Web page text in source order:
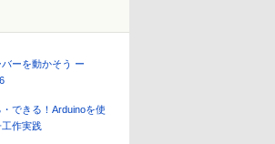
ーを動かそう ー
できる！Arduinoを使
作実践